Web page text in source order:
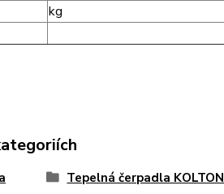
kg
Tepelná čerpadla KOLTON